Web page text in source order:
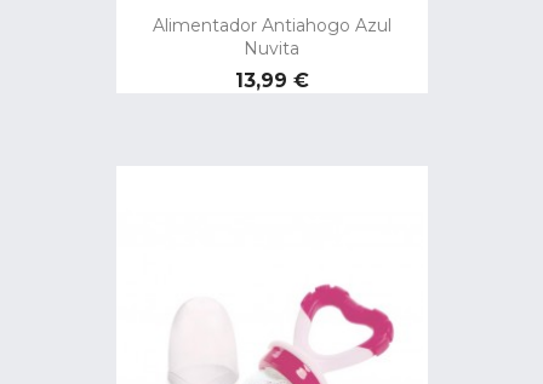
Alimentador Antiahogo Azul
Nuvita
Precio
13,99 €